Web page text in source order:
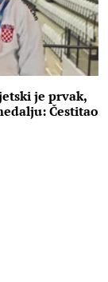
je prvak,
Čestitao